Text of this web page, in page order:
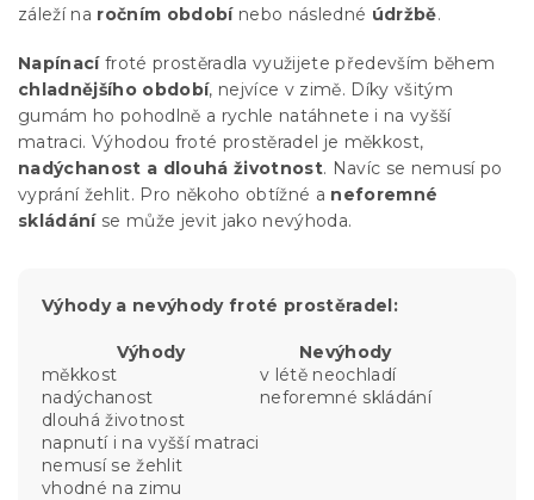
záleží na ročním obdobínebo následné údržbě.
Napínacífroté prostěradla využijete především během
chladnějšího období, nejvíce v zimě. Díky všitým
gumám ho pohodlně a rychle natáhnete i na vyšší
matraci. Výhodou froté prostěradel je měkkost,
nadýchanost a dlouhá životnost. Navíc se nemusí po
vyprání žehlit. Pro někoho obtížné a neforemné
skládáníse může jevit jako nevýhoda.
Výhody a nevýhody froté prostěradel:
Výhody
Nevýhody
měkkost
v létě neochladí
nadýchanost
neforemné skládání
dlouhá životnost
napnutí i na vyšší matraci
nemusí se žehlit
vhodné na zimu